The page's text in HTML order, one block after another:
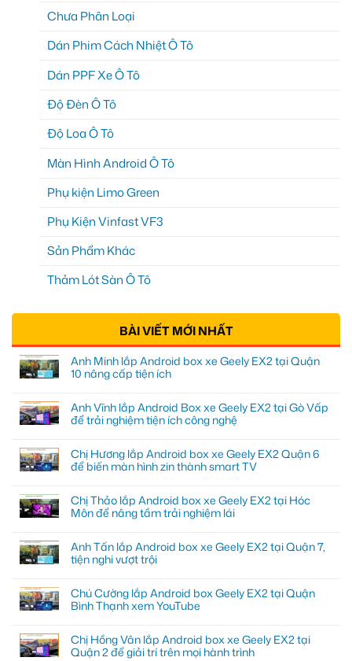
Chưa Phân Loại
Dán Phim Cách Nhiệt Ô Tô
Dán PPF Xe Ô Tô
Độ Đèn Ô Tô
Độ Loa Ô Tô
Màn Hình Android Ô Tô
Phụ kiện Limo Green
Phụ Kiện Vinfast VF3
Sản Phẩm Khác
Thảm Lót Sàn Ô Tô
BÀI VIẾT MỚI NHẤT
Anh Minh lắp Android box xe Geely EX2 tại Quận
10 nâng cấp tiện ích
Anh Vĩnh lắp Android Box xe Geely EX2 tại Gò Vấp
để trải nghiệm tiện ích công nghệ
Chị Hương lắp Android box xe Geely EX2 Quận 6
để biến màn hình zin thành smart TV
Chị Thảo lắp Android box xe Geely EX2 tại Hóc
Môn để nâng tầm trải nghiệm lái
Anh Tấn lắp Android box xe Geely EX2 tại Quận 7,
tiện nghi vượt trội
Chú Cường lắp Android box Geely EX2 tại Quận
Bình Thạnh xem YouTube
Chị Hồng Vân lắp Android box xe Geely EX2 tại
Quận 2 để giải trí trên mọi hành trình